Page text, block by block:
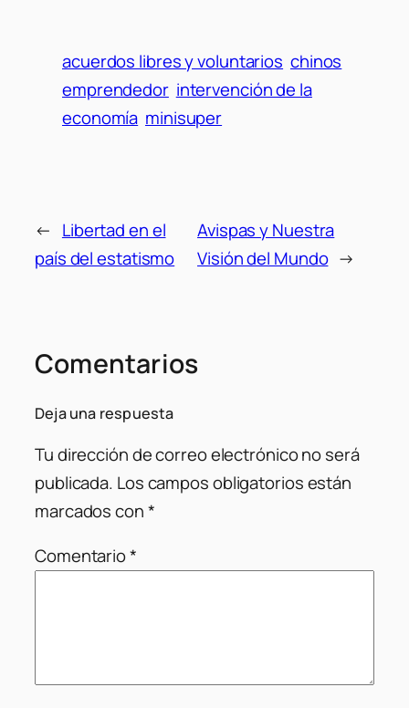
acuerdos libres y voluntarios chinos
emprendedor intervención de la
economía minisuper
← Libertad en el
país del estatismo
Avispas y Nuestra
Visión del Mundo →
Comentarios
Deja una respuesta
Tu dirección de correo electrónico no será
publicada. Los campos obligatorios están
marcados con*
Comentario*